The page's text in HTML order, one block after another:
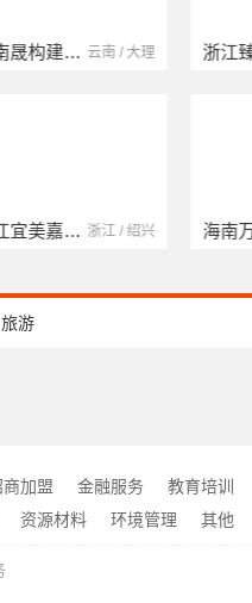
浙江臻美新型建材有限公司 浙江 / 绍兴
海南万赢饰家新型建筑材料有限公司 海南 / 万宁
旅游
商加盟 金融服务 教育培训
资源材料 环境管理 其他